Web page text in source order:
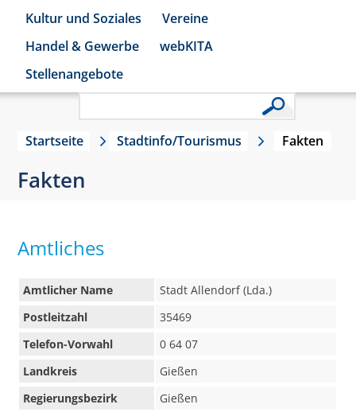
Kultur und Soziales
Vereine
Handel & Gewerbe
webKITA
Stellenangebote
Startseite Stadtinfo/Tourismus Fakten
Fakten
Amtliches
Amtlicher Name
Stadt Allendorf (Lda.)
Postleitzahl
35469
Telefon-Vorwahl
0 64 07
Landkreis
Gießen
Regierungsbezirk
Gießen